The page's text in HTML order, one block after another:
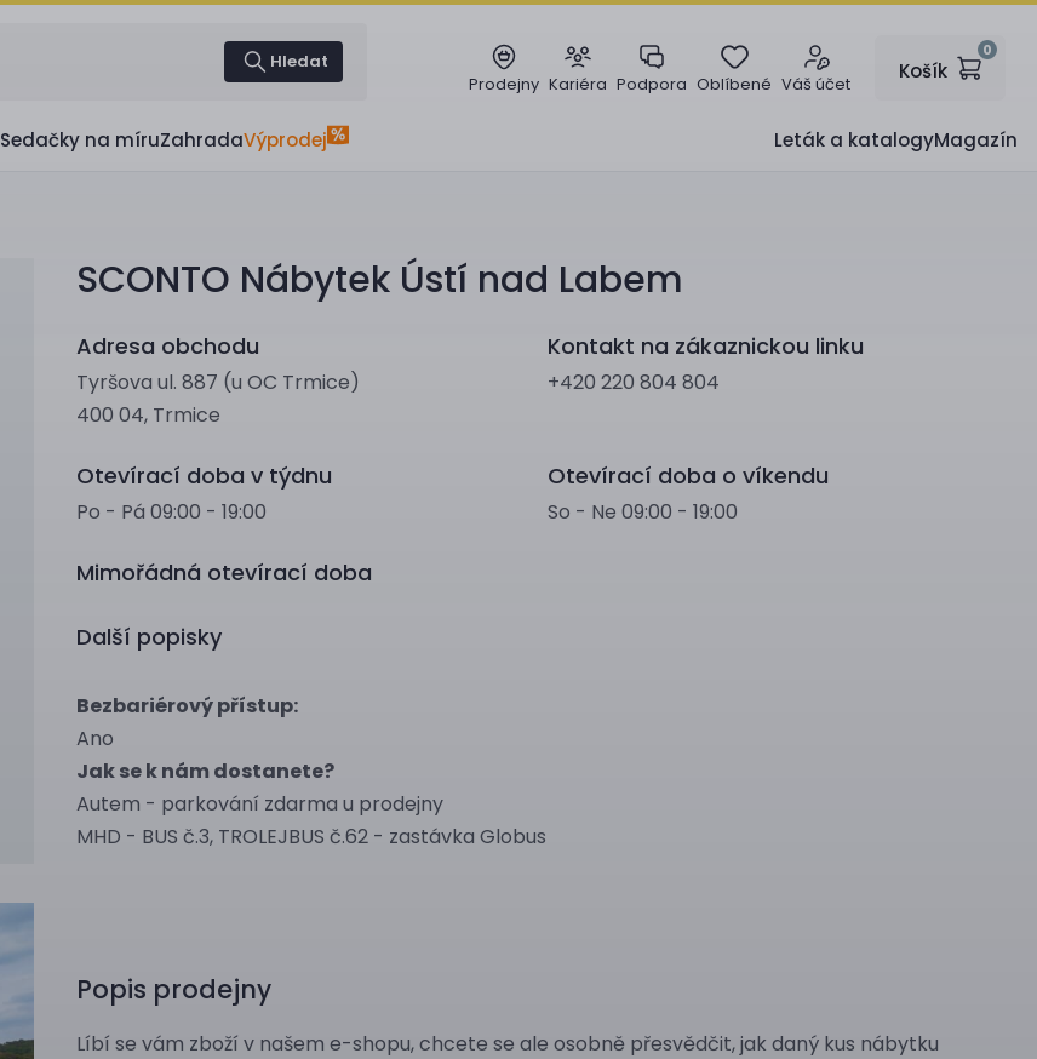
Hledat
Prodejny Kariéra Podpora Oblíbené Váš účet
Košík
0
Sedačky na míruZahradaVýprodej Leták a katalogyMagazín
SCONTO Nábytek Ústí nad Labem
Adresa obchodu
Tyršova ul. 887 (u OC Trmice)
400 04, Trmice
Kontakt na zákaznickou linku
+420 220 804 804
Otevírací doba v týdnu
Po - Pá 09:00 - 19:00
Otevírací doba o víkendu
So - Ne 09:00 - 19:00
Mimořádná otevírací doba
Další popisky
Bezbariérový přístup:
Ano
Jak se k nám dostanete?
Autem - parkování zdarma u prodejny
MHD - BUS č.3, TROLEJBUS č.62 - zastávka Globus
Popis prodejny
Líbí se vám zboží v našem e-shopu, chcete se ale osobně přesvědčit, jak daný kus nábytku